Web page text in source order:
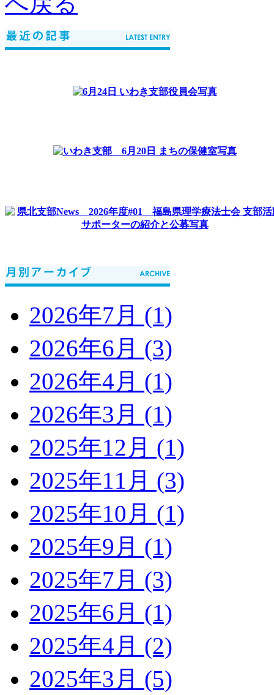
2026年7月 (1)
2026年6月 (3)
2026年4月 (1)
2026年3月 (1)
2025年12月 (1)
2025年11月 (3)
2025年10月 (1)
2025年9月 (1)
2025年7月 (3)
2025年6月 (1)
2025年4月 (2)
2025年3月 (5)